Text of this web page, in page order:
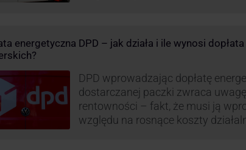
chwali się danymi.
energetyczna DPD – jak działa i ile wynosi
DPD wprowadzając dopłatę
dostarczanej paczki zwraca
rentowności – fakt, że musi ją
względu na rosnące koszty